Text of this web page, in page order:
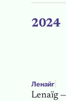
2024
Ленайг|
Lenaïg